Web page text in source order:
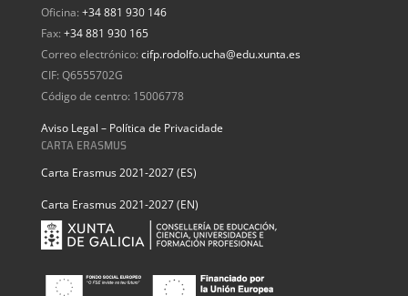
Oficina: +34 881 930 146
Fax: +34 881 930 165
Correo electrónico: cifp.rodolfo.ucha@edu.xunta.es
CIF: Q6555702G
Código de centro: 15006778
Aviso Legal – Política de Privacidade
CARTA ERASMUS
Carta Erasmus 2021-2027 (ES)
Carta Erasmus 2021-2027 (EN)